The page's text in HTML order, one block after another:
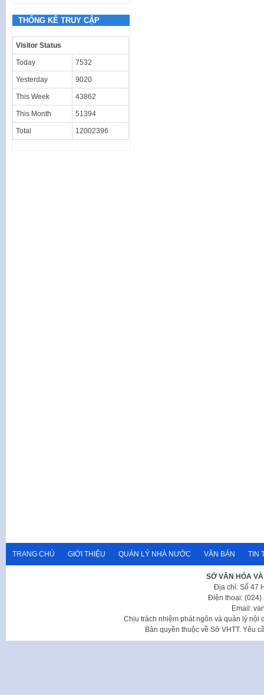
THỐNG KÊ TRUY CẬP
Visitor Status
Today 7532
Yesterday 9020
This Week 43862
This Month 51394
Total 12002396
TRANG CHỦ GIỚI THIỆU QUẢN LÝ NHÀ NƯỚC VĂN BẢN TIN
SỞ VĂN HÓA
Địa chỉ: Số 47
Điện thoại: (024)
Email:
Chịu trách nhiệm phát ngôn và quản lý nội
Bản quyền thuộc về Sở VHTT. Yêu